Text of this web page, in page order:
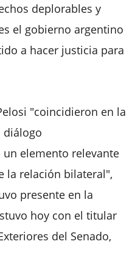
deplorables y
el gobierno argentino
a hacer justicia para
"coincidieron en la
diálogo
elemento relevante
la relación bilateral",
presente en la
hoy con el titular
del Senado,